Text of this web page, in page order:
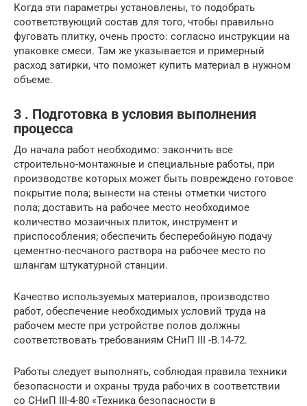
Когда эти параметры установлены, то подобрать
соответствующий состав для того, чтобы правильно
фуговать плитку, очень просто: согласно инструкции на
упаковке смеси. Там же указывается и примерный
расход затирки, что поможет купить материал в нужном
объеме.
3 . Подготовка в условия выполнения
процесса
До начала работ необходимо: закончить все
строительно-монтажные и специальные работы, при
производстве которых может быть повреждено готовое
покрытие пола; вынести на стены отметки чистого
пола; доставить на рабочее место необходимое
количество мозаичных плиток, инструмент и
приспособления; обеспечить бесперебойную подачу
цементно-песчаного раствора на рабочее место по
шлангам штукатурной станции.
Качество используемых материалов, производство
работ, обеспечение необходимых условий труда на
рабочем месте при устройстве полов должны
соответствовать требованиям СНиП III -В.14-72.
Работы следует выполнять, соблюдая правила техники
безопасности и охраны труда рабочих в соответствии
со СНиП III-4-80 «Техника безопасности в